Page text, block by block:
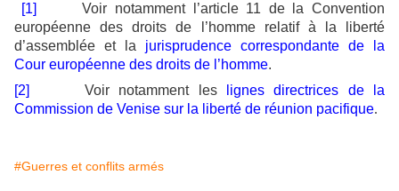
[1] Voir notamment l’article 11 de la Convention
européenne des droits de l’homme relatif à la liberté
d’assemblée et la jurisprudence correspondante de la
Cour européenne des droits de l’homme.
[2]
Voir notamment les
lignes directrices de la
Commission de Venise sur la liberté de réunion pacifique.
#Guerres et conflits armés